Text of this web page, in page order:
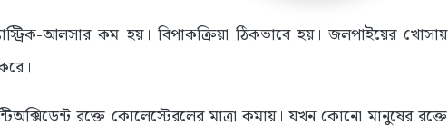
আলসার কম হয়। বিপাকক্রিয়া ঠিকভাবে হয়। জলপাইয়ের খোসায়
রক্তে কোলেস্টেরলের মাত্রা কমায়। যখন কোনো মানুষের রক্তে